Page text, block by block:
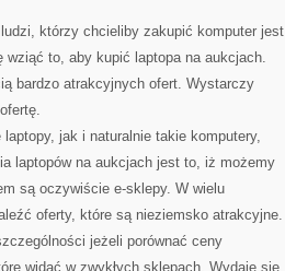
którzy chcieliby zakupić komputer jest
wziąć to, aby kupić laptopa na aukcjach.
bardzo atrakcyjnych ofert. Wystarczy
jak i naturalnie takie komputery,
laptopów na aukcjach jest to, iż możemy
są oczywiście e-sklepy. W wielu
oferty, które są nieziemsko atrakcyjne.
jeżeli porównać ceny
widać w zwykłych sklepach. Wydaje się